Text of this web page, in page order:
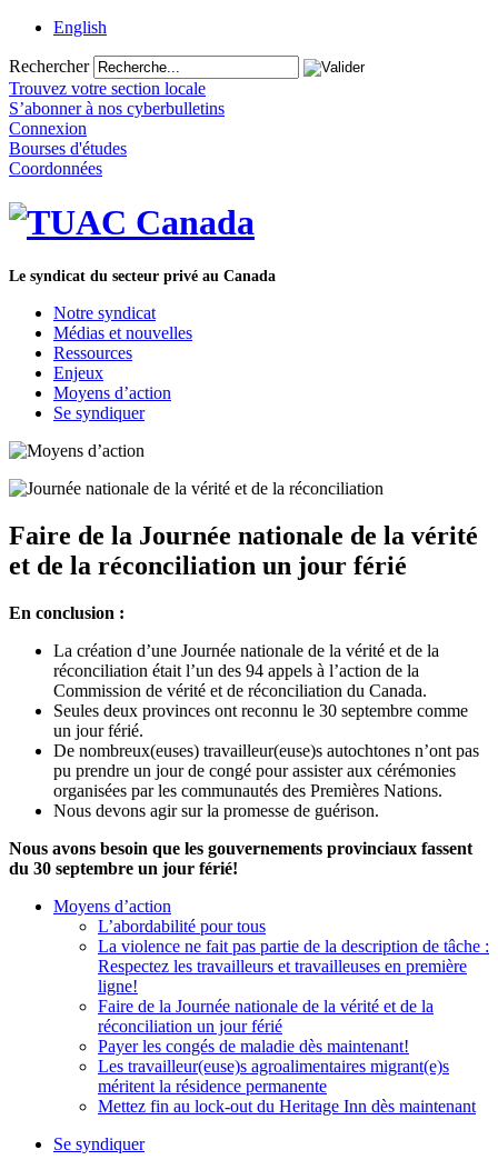
English
Rechercher
Trouvez votre section locale
S’abonner à nos cyberbulletins
Connexion
Bourses d'études
Coordonnées
Le syndicat du secteur privé au Canada
Notre syndicat
Médias et nouvelles
Ressources
Enjeux
Moyens d’action
Se syndiquer
Faire de la Journée nationale de la vérité
et de la réconciliation un jour férié
En conclusion :
La création d’une Journée nationale de la vérité et de la
réconciliation était l’un des 94 appels à l’action de la
Commission de vérité et de réconciliation du Canada.
Seules deux provinces ont reconnu le 30 septembre comme
un jour férié.
De nombreux(euses) travailleur(euse)s autochtones n’ont pas
pu prendre un jour de congé pour assister aux cérémonies
organisées par les communautés des Premières Nations.
Nous devons agir sur la promesse de guérison.
Nous avons besoin que les gouvernements provinciaux fassent
du 30 septembre un jour férié!
Moyens d’action
L’abordabilité pour tous
La violence ne fait pas partie de la description de tâche :
Respectez les travailleurs et travailleuses en première
ligne!
Faire de la Journée nationale de la vérité et de la
réconciliation un jour férié
Payer les congés de maladie dès maintenant!
Les travailleur(euse)s agroalimentaires migrant(e)s
méritent la résidence permanente
Mettez fin au lock-out du Heritage Inn dès maintenant
Se syndiquer